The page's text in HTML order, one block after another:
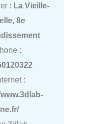
: La Vieille-
8e
:
: